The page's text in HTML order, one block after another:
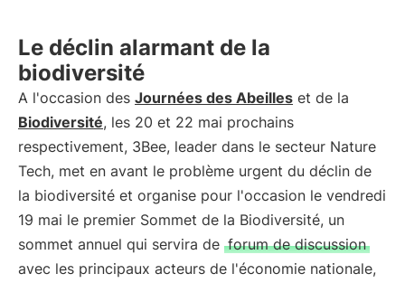
Le déclin alarmant de la
biodiversité
A l'occasion des Journées des Abeilles et de la
Biodiversité, les 20 et 22 mai prochains
respectivement, 3Bee, leader dans le secteur Nature
Tech, met en avant le problème urgent du déclin de
la biodiversité et organise pour l'occasion le vendredi
19 mai le premier Sommet de la Biodiversité, un
sommet annuel qui servira de forum de discussion
avec les principaux acteurs de l'économie nationale,